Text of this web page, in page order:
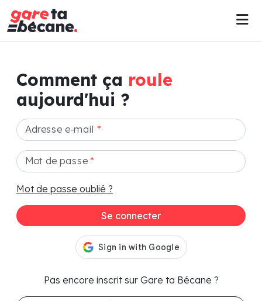
Comment ça roule
aujourd'hui ?
Adresse e-mail *
Mot de passe*
Mot de passe oublié ?
Se connecter
Pas encore inscrit sur Gare ta Bécane ?